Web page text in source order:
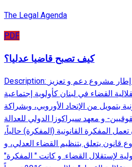
The Legal Agenda
PDF
كيف تصبح قاضيا عدليا؟
Description: تمَ إنتاج هذه المطبوعة في إطار مشروع دعم و تعزيز
القضاء في لبنان كأولوية إجتماعية
بتمويل من الإتحاد الأوروبي، وبشراكة
و معهد سيراكوزا الدولي للعدالة
المفكرة القانونية (المفكرة) حالياً،
يتعلق بتنظيم القضاء العدلي، و
لإستقلال القضاء. و كانت " المفكرة"